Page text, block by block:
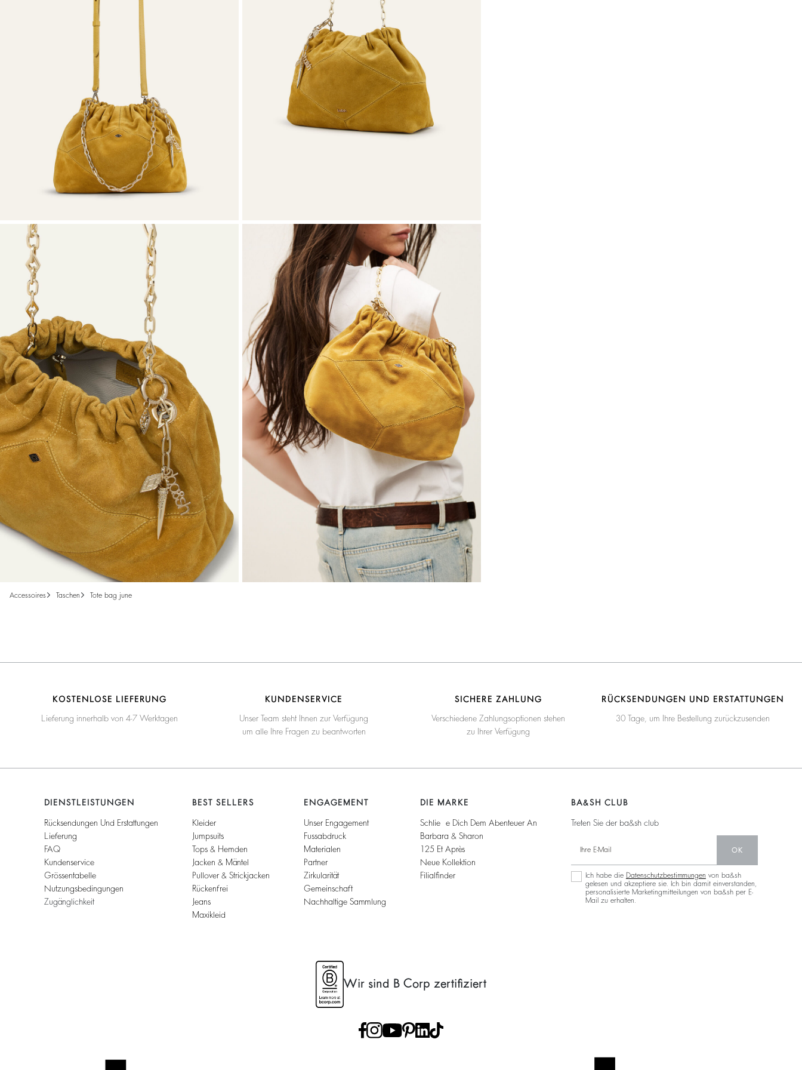
accessoires taschen tote bag june
KOSTENLOSE LIEFERUNG
Lieferung innerhalb von 4-7 Werktagen
KUNDENSERVICE
Unser Team steht Ihnen zur Verfügung
um alle Ihre Fragen zu beantworten
SICHERE ZAHLUNG
Verschiedene Zahlungsoptionen stehen
zu Ihrer Verfügung
RÜCKSENDUNGEN UND ERSTATTUNGEN
30 Tage, um Ihre Bestellung zurückzusenden
DIENSTLEISTUNGEN
Rücksendungen Und Erstattungen
Lieferung
FAQ
Kundenservice
Grössentabelle
Nutzungsbedingungen
Zugänglichkeit
BEST SELLERS
Kleider
Jumpsuits
Tops & Hemden
Jacken & Mäntel
Pullover & Strickjacken
Rückenfrei
Jeans
Maxikleid
ENGAGEMENT
Unser Engagement
Fussabdruck
Materialen
Partner
Zirkularität
Gemeinschaft
Nachhaltige Sammlung
DIE MARKE
Schließe Dich Dem Abenteuer An
Barbara & Sharon
125 Et Après
Neue Kollektion
Filialfinder
BA&SH CLUB
Treten Sie der ba&sh club
OK
Ich habe die Datenschutzbestimmungen von ba&sh
gelesen und akzeptiere sie. Ich bin damit einverstanden,
personalisierte Marketingmitteilungen von ba&sh per E-
Mail zu erhalten.
Wir sind B Corp zertifiziert